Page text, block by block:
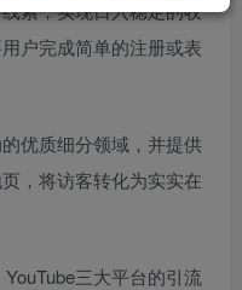
索，实现日入稳定的收
户完成简单的注册或表
优质细分领域，并提供
，将访客转化为实实在
三大平台的引流